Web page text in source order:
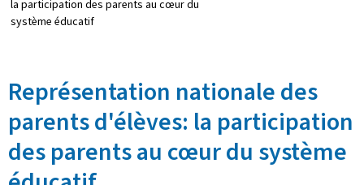
la participation des parents au cœur du
système éducatif
Représentation nationale des
parents d'élèves: la participation
des parents au cœur du système